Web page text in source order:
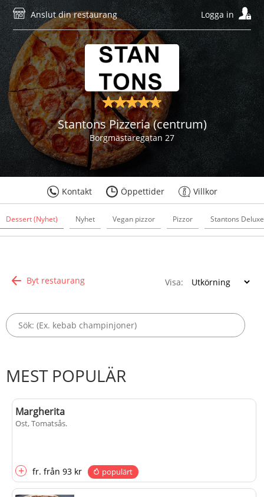
Logga in
Anslut din restaurang
Stantons Pizzeria (centrum)
Borgmästaregatan 27
Kontakt Öppettider Villkor
Dessert (Nyhet) Nyhet Vegan pizzor Pizzor Stantons
Byt restaurang Visa:
MEST POPULÄR
Margherita
Ost, Tomatsås.
+ fr. från 93 kr populärt